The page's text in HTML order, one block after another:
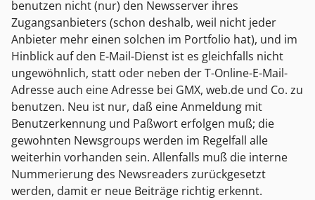
benutzen nicht (nur) den Newsserver ihres
Zugangsanbieters (schon deshalb, weil nicht jeder
Anbieter mehr einen solchen im Portfolio hat), und im
Hinblick auf den E-Mail-Dienst ist es gleichfalls nicht
ungewöhnlich, statt oder neben der T-Online-E-Mail-
Adresse auch eine Adresse bei GMX, web.de und Co. zu
benutzen. Neu ist nur, daß eine Anmeldung mit
Benutzerkennung und Paßwort erfolgen muß; die
gewohnten Newsgroups werden im Regelfall alle
weiterhin vorhanden sein. Allenfalls muß die interne
Nummerierung des Newsreaders zurückgesetzt
werden, damit er neue Beiträge richtig erkennt.